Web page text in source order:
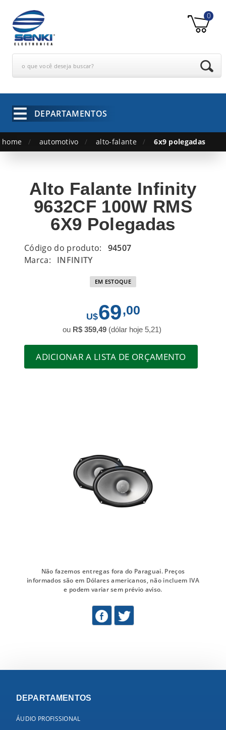
o que você deseja buscar?
0
DEPARTAMENTOS
home automotivo alto-falante 6x9 polegadas
Alto Falante Infinity
9632CF 100W RMS
6X9 Polegadas
Código do produto:
94507
Marca:
INFINITY
EM ESTOQUE
69,00
ou R$ 359,49(dólar hoje 5,21)
ADICIONAR A LISTA DE ORÇAMENTO
Não fazemos entregas fora do Paraguai. Preços
informados são em Dólares americanos, não incluem IVA
e podem variar sem prévio aviso.
DEPARTAMENTOS
ÁUDIO PROFISSIONAL